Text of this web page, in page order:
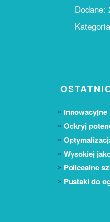
Dodane:
Odkryj
Wysokiej
Policealne
Pustaki do